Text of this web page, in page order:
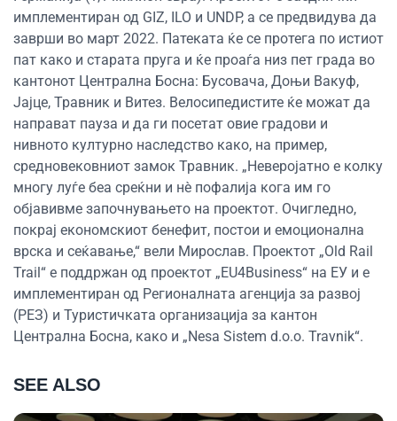
имплементиран од GIZ, ILO и UNDP, а се предвидува да
заврши во март 2022. Патеката ќе се протега по истиот
пат како и старата пруга и ќе проаѓа низ пет града во
кантонот Централна Босна: Бусовача, Доњи Вакуф,
Јајце, Травник и Витез. Велосипедистите ќе можат да
направат пауза и да ги посетат овие градови и
нивното културно наследство како, на пример,
средновековниот замок Травник. „Неверојатно е колку
многу луѓе беа среќни и нè пофалија кога им го
објавивме започнувањето на проектот. Очигледно,
покрај економскиот бенефит, постои и емоционална
врска и сеќавање,“ вели Мирослав. Проектот „Old Rail
Trail“ е поддржан од проектот „EU4Business“ на ЕУ и е
имплементиран од Регионалната агенција за развој
(РЕЗ) и Туристичката организација за кантон
Централна Босна, како и „Nesa Sistem d.o.o. Travnik“.
SEE ALSO